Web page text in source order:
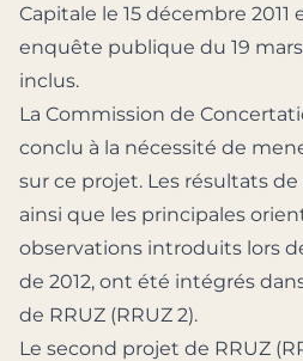
Capitale le 15 décembre
enquête publique du 19 mars
inclus.
La Commission de
conclu à la nécessité de
sur ce projet. Les résultats
ainsi que les principales
observations introduits lors
de 2012, ont été intégrés
de RRUZ (RRUZ 2).
Le second projet de RRUZ